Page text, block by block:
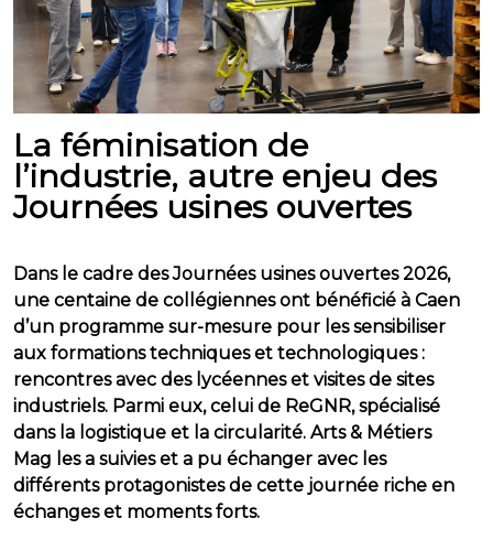
La féminisation de
l’industrie, autre enjeu des
Journées usines ouvertes
Dans le cadre des Journées usines ouvertes 2026,
une centaine de collégiennes ont bénéficié à Caen
d’un programme sur-mesure pour les sensibiliser
aux formations techniques et technologiques :
rencontres avec des lycéennes et visites de sites
industriels. Parmi eux, celui de ReGNR, spécialisé
dans la logistique et la circularité. Arts & Métiers
Mag les a suivies et a pu échanger avec les
différents protagonistes de cette journée riche en
échanges et moments forts.